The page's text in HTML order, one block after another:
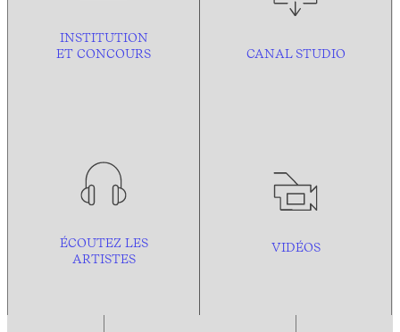
INSTITUTION
ET CONCOURS
CANAL STUDIO
ÉCOUTEZ LES
ARTISTES
VIDÉOS